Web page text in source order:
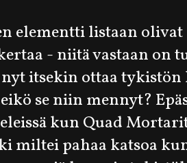
elementti listaan
- niitä vastaan on
itsekin ottaa
se niin mennyt?
kun Quad
miltei pahaa katsoa